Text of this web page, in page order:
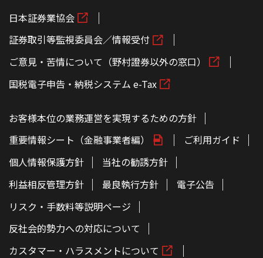
日本証券業協会
証券取引等監視委員会／情報受付
ご意見・苦情について（野村證券以外の窓口）
国税電子申告・納税システム e-Tax
お客様本位の業務運営を実現するための方針
重要情報シート（金融事業者編）
ご利用ガイド
個人情報保護方針
当社の勧誘方針
利益相反管理方針
最良執行方針
電子公告
リスク・手数料等説明ページ
反社会的勢力への対応について
カスタマー・ハラスメントについて